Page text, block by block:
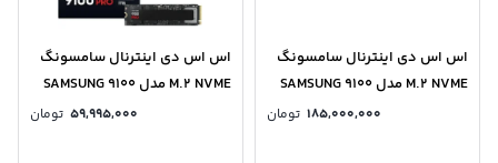
اس اس دی اینترنال سامسونگ
M.2 NVME مدل SAMSUNG 9100
185,000,000 تومان
اس اس دی اینترنال سامسونگ
M.2 NVME مدل SAMSUNG 9100
59,995,000 تومان